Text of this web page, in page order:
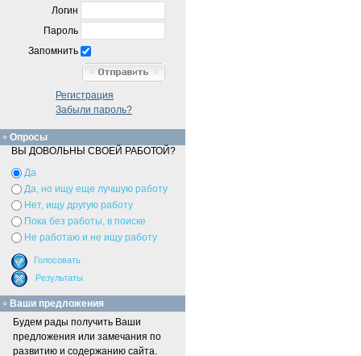
Логин
Пароль
Запомнить
Регистрация
Забыли пароль?
Опросы
ВЫ ДОВОЛЬНЫ СВОЕЙ РАБОТОЙ?
Да
Да, но ищу еще лучшую работу
Нет, ищу другую работу
Пока без работы, в поиске
Не работаю и не ищу работу
Ваши предложения
Будем рады получить Ваши
предложения или замечания по
развитию и содержанию сайта.